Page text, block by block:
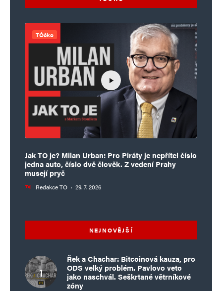
část ega je, že „Musím přemoci všechny. Musím
to získat. Musím být schopen vládnout všem.“
Tyto dvě věci jsou v mysli a neustále se prolínají.
Je tedy důležité, abychom se dostali do
bezmyšlenkového uvědomění a toto
bezmyšlenkové uvědomění je skutečnou cestou,
jak může být váš Duch vyživován zevnitř…
Milan
2. 12. 2025 (15:29)
Nevíte někdo od koho přesně přišel ten nápad
Odpovědět
Vaše e-mailová adresa nebude zveřejněna.Vyžadované informace jsou
označeny*
TÓčko
Jak TO je? Milan Urban: Pro Piráty je nepřítel číslo
jedna auto, číslo dvě člověk. Z vedení Prahy
musejí pryč
Redakce TO · 29. 7. 2026
NEJNOVĚJŠÍ
Řek a Chachar: Bitcoinová kauza, pro
ODS velký problém. Pavlovo veto
jako naschvál. Seškrtané větrníkové
zóny